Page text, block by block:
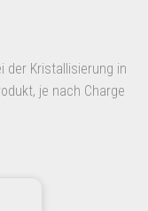
der Kristallisierung in
je nach Charge